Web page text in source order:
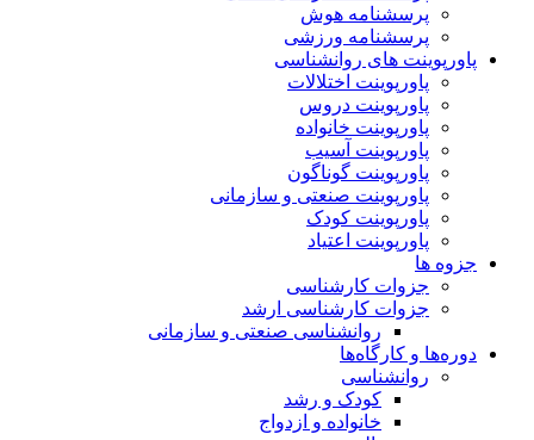
پرسشنامه هوش
پرسشنامه ورزشی
پاورپوینت های روانشناسی
پاورپوینت اختلالات
پاورپوینت دروس
پاورپوینت خانواده
پاورپوینت آسیب
پاورپوینت گوناگون
پاورپوینت صنعتی و سازمانی
پاورپوینت کودک
پاورپوینت اعتیاد
جزوه ها
جزوات کارشناسی
جزوات کارشناسی ارشد
روانشناسی صنعتی و سازمانی
دوره‌ها و کارگاه‌ها
روانشناسی
کودک و رشد
خانواده و ازدواج